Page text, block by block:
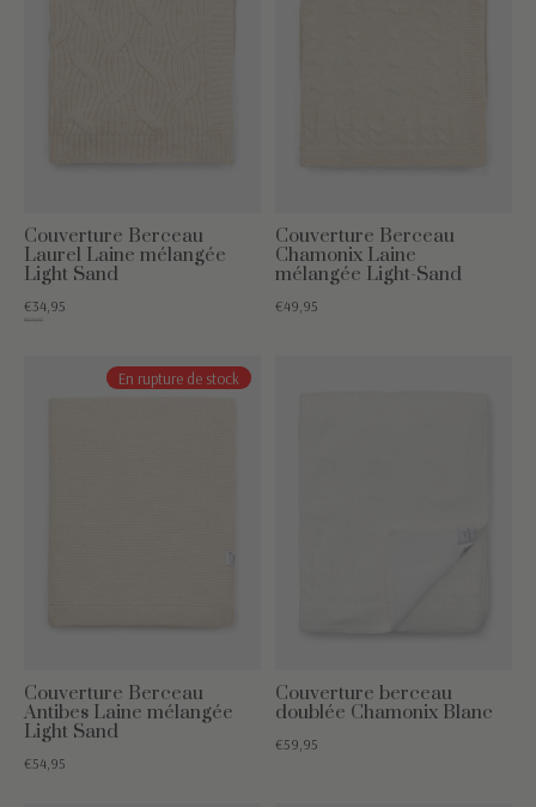
Couverture Berceau
Laurel Laine mélangée
Light Sand
€34,95
€54,95
Couverture Berceau
Chamonix Laine
mélangée Light-Sand
€49,95
En rupture de stock
Couverture Berceau
Antibes Laine mélangée
Light Sand
€54,95
Couverture berceau
doublée Chamonix Blanc
€59,95